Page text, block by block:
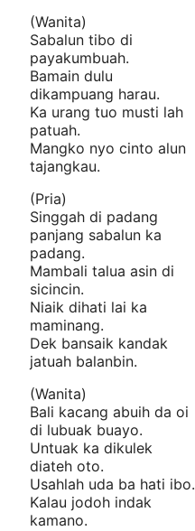
(Wanita)
Sabalun tibo di
payakumbuah.
Bamain dulu
dikampuang harau.
Ka urang tuo musti lah
patuah.
Mangko nyo cinto alun
tajangkau.
(Pria)
Singgah di padang
panjang sabalun ka
padang.
Mambali talua asin di
sicincin.
Niaik dihati lai ka
maminang.
Dek bansaik kandak
jatuah balanbin.
(Wanita)
Bali kacang abuih da oi
di lubuak buayo.
Untuak ka dikulek
diateh oto.
Usahlah uda ba hati ibo.
Kalau jodoh indak
kamano.